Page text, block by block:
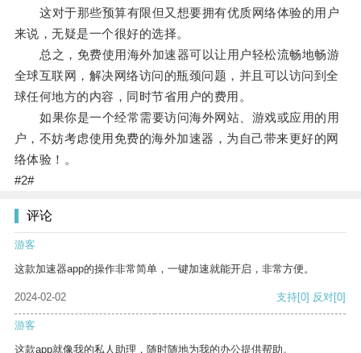
这对于那些预算有限但又想要拥有优质网络体验的用户
来说，无疑是一个很好的选择。
总之，免费使用海外加速器可以让用户轻松流畅地畅游
全球互联网，解决网络访问的瓶颈问题，并且可以访问到全
球任何地方的内容，同时节省用户的费用。
如果你是一个经常需要访问海外网站、游戏或应用的用
户，不妨考虑使用免费的海外加速器，为自己带来更好的网
络体验！。
#2#
评论
游客
这款加速器app的操作非常简单，一键加速就能开启，非常方便。
2024-02-02 支持[0] 反对[0]
游客
这款app就像我的私人助理，随时随地为我的办公提供帮助。